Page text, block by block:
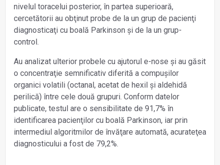
nivelul toracelui posterior, în partea superioară,
cercetătorii au obţinut probe de la un grup de pacienţi
diagnosticaţi cu boală Parkinson și de la un grup-
control.
Au analizat ulterior probele cu ajutorul e-nose și au găsit
o concentraţie semnificativ diferită a compușilor
organici volatili (octanal, acetat de hexil și aldehidă
perilică) între cele două grupuri. Conform datelor
publicate, testul are o sensibilitate de 91,7% în
identificarea pacienţilor cu boală Parkinson, iar prin
intermediul algoritmilor de învăţare automată, acurateţea
diagnosticului a fost de 79,2%.